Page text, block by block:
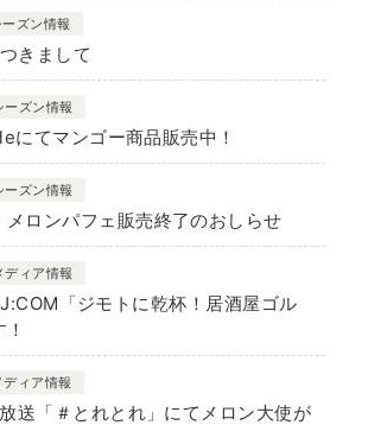
ーズン情報
きまして
ーズン情報
にてマンゴー商品販売中！
ーズン情報
メロンパフェ販売終了のおしらせ
ディア情報
「ジモトに乾杯！居酒屋ゴル
ディア情報
送「＃とれとれ」にてメロン大使が